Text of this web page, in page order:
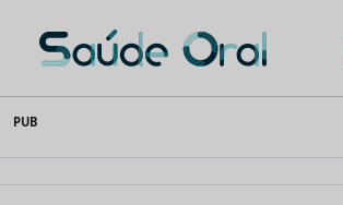
to
content
Saúde Oral
PUB